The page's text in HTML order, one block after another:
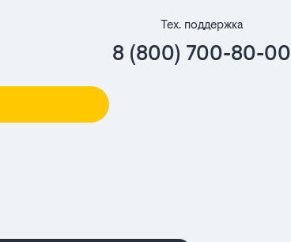
Тех. поддержка
8 (800) 700-80-00